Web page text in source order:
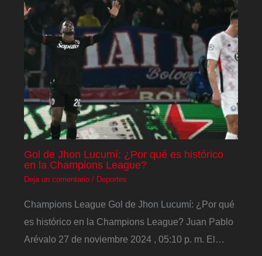
Gol de Jhon Lucumí: ¿Por qué es histórico
en la Champions League?
Deja un comentario / Deportes
Champions League Gol de Jhon Lucumí: ¿Por qué
es histórico en la Champions League? Juan Pablo
Arévalo 27 de noviembre 2024 , 05:10 p. m. El…